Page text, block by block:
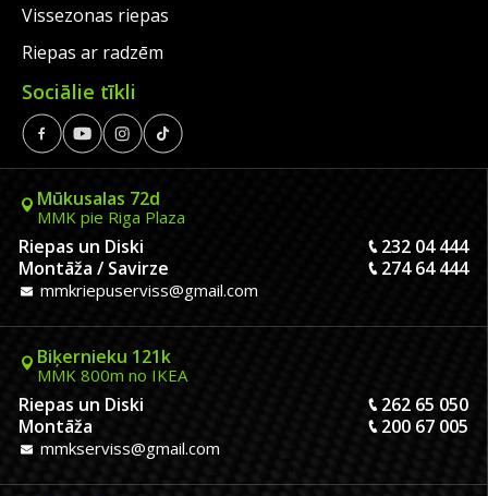
Vissezonas riepas
Riepas ar radzēm
Sociālie tīkli
Mūkusalas 72d
MMK pie Riga Plaza
Riepas un Diski
232 04 444
Montāža / Savirze
274 64 444
mmkriepuserviss@gmail.com
Biķernieku 121k
MMK 800m no IKEA
Riepas un Diski
262 65 050
Montāža
200 67 005
mmkserviss@gmail.com